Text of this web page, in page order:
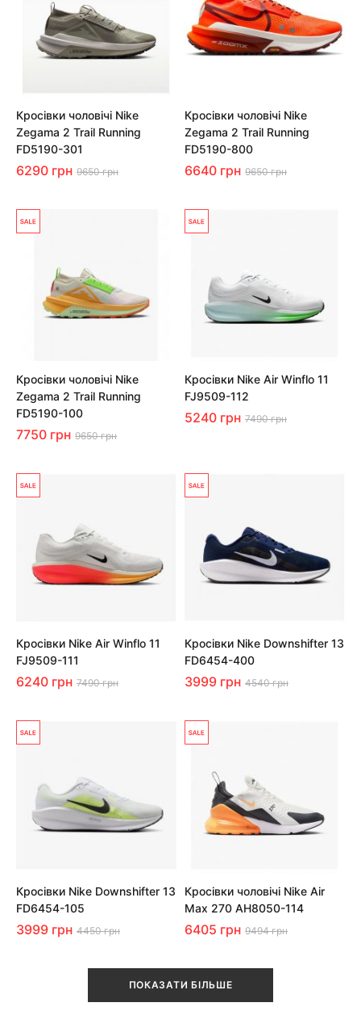
Кросівки чоловічі Nike
Zegama 2 Trail Running
FD5190-301
6290 грн 9650 грн
Кросівки чоловічі Nike
Zegama 2 Trail Running
FD5190-800
6640 грн 9650 грн
Кросівки чоловічі Nike
Zegama 2 Trail Running
FD5190-100
7750 грн 9650 грн
Кросівки Nike Air Winflo 11
FJ9509-112
5240 грн 7490 грн
Кросівки Nike Air Winflo 11
FJ9509-111
6240 грн 7490 грн
Кросівки Nike Downshifter 13
FD6454-400
3999 грн 4540 грн
Кросівки Nike Downshifter 13
FD6454-105
3999 грн 4450 грн
Кросівки чоловічі Nike Air
Max 270 AH8050-114
6405 грн 9494 грн
ПОКАЗАТИ БІЛЬШЕ